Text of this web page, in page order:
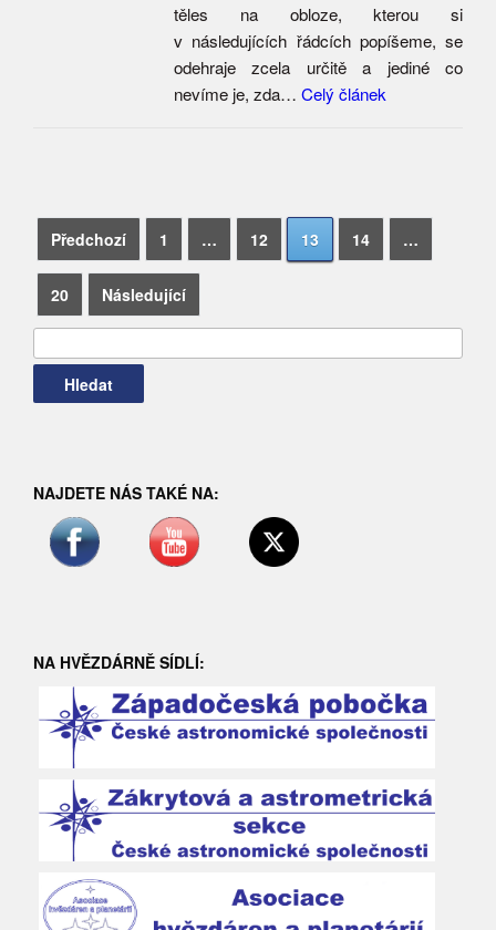
těles na obloze, kterou si
v následujících řádcích popíšeme, se
odehraje zcela určitě a jediné co
nevíme je, zda… Celý článek
Navigace
pro
příspěvky
Předchozí 1 … 12 13 14 …
20 Následující
Vyhledávání
NAJDETE NÁS TAKÉ NA:
NA HVĚZDÁRNĚ SÍDLÍ: